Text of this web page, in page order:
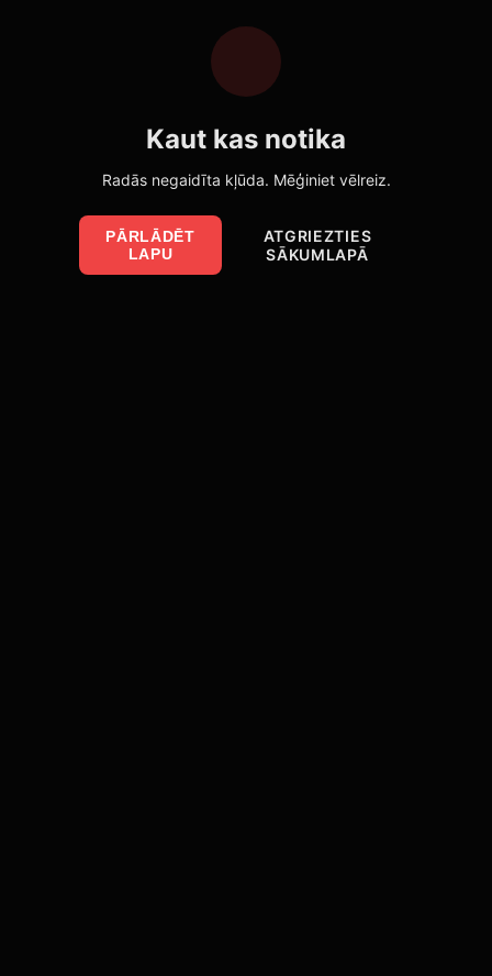
Kaut kas notika
Radās negaidīta kļūda. Mēģiniet vēlreiz.
PĀRLĀDĒT
LAPU
ATGRIEZTIES
SĀKUMLAPĀ